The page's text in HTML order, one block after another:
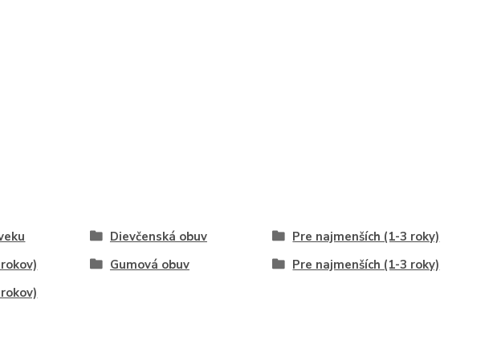
Dievčenská obuv
Pre najmenších (1-3 roky)
Gumová obuv
Pre najmenších (1-3 roky)